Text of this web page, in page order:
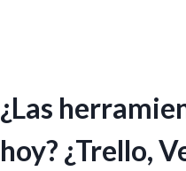
¿Las
hoy? ¿Trello,